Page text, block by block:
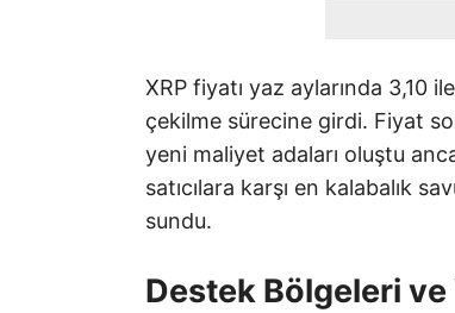
XRP fiyatı yaz aylarında
çekilme sürecine girdi. Fiyat
yeni maliyet adaları oluştu
satıcılara karşı en kalabalık
sundu.
Destek Bölgeleri ve